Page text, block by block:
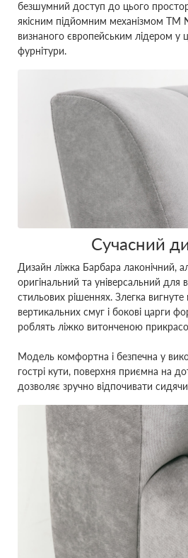
безшумний доступ до цього
якісним підйомним механізмом ТМ
визнаного європейським лідером у
фурнітури.
Сучасний
Дизайн ліжка Барбара лаконічний,
оригінальний та універсальний для
стильових рішеннях. Злегка вигнуте
вертикальних смуг і бокові царги
роблять ліжко витонченою
Модель комфортна і безпечна у
гострі кути, поверхня приємна на
дозволяє зручно відпочивати